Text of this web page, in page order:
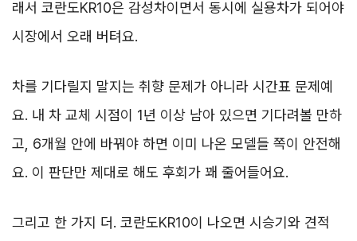
래서 코란도KR10은 감성차이면서 동시에 실용차가 되어야
시장에서 오래 버텨요.
차를 기다릴지 말지는 취향 문제가 아니라 시간표 문제예
요. 내 차 교체 시점이 1년 이상 남아 있으면 기다려볼 만하
고, 6개월 안에 바꿔야 하면 이미 나온 모델들 쪽이 안전해
요. 이 판단만 제대로 해도 후회가 꽤 줄어들어요.
그리고 한 가지 더. 코란도KR10이 나오면 시승기와 견적